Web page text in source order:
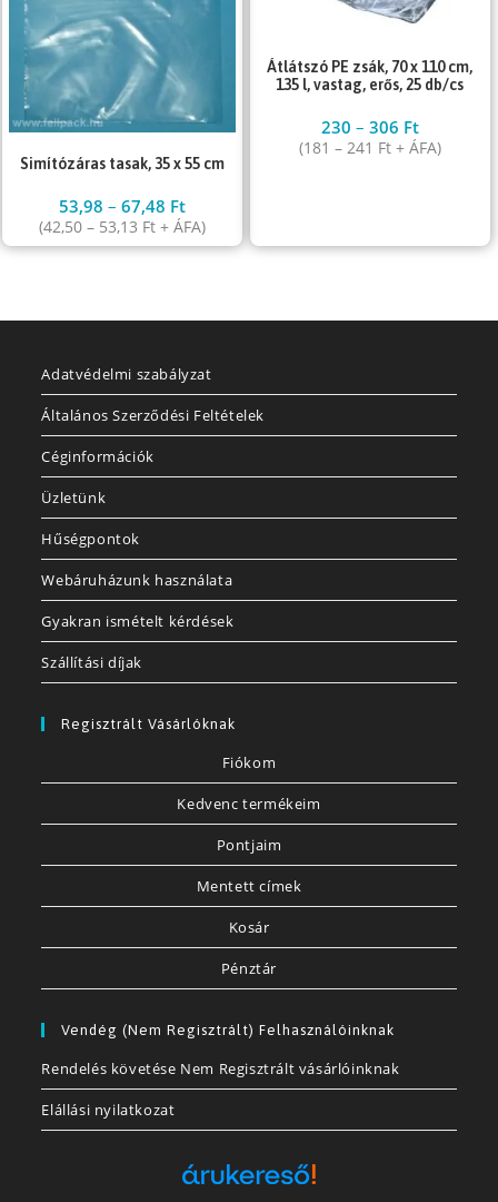
Simítózáras tasak, 35 x 55 cm
53,98–67,48 Ft
(42,50– 53,13 Ft + ÁFA)
Átlátszó PE zsák, 70 x 110 cm,
135 l, vastag, erős, 25 db/cs
230 – 306 Ft
(181 – 241 Ft+ ÁFA)
Adatvédelmi szabályzat
Általános Szerződési Feltételek
Céginformációk
Üzletünk
Hűségpontok
Webáruházunk használata
Gyakran ismételt kérdések
Szállítási díjak
Regisztrált Vásárlóknak
Fiókom
Kedvenc termékeim
Pontjaim
Mentett címek
Kosár
Pénztár
Vendég (nem Regisztrált) Felhasználóinknak
Rendelés követése Nem Regisztrált vásárlóinknak
Elállási nyilatkozat